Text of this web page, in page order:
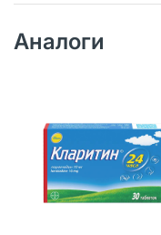
Аналоги